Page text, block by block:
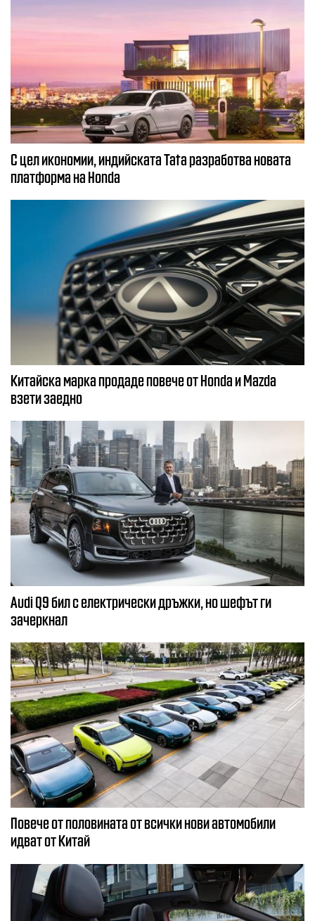
С цел икономии, индийската Tata разработва новата
платформа на Honda
Китайска марка продаде повече от Honda и Mazda
взети заедно
Audi Q9 бил с електрически дръжки, но шефът ги
зачеркнал
Повече от половината от всички нови автомобили
идват от Китай